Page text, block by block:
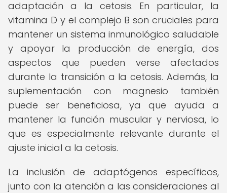
adaptación a la cetosis. En particular, la
vitamina D y el complejo B son cruciales para
mantener un sistema inmunológico saludable
y apoyar la producción de energía, dos
aspectos que pueden verse afectados
durante la transición a la cetosis. Además, la
suplementación con magnesio también
puede ser beneficiosa, ya que ayuda a
mantener la función muscular y nerviosa, lo
que es especialmente relevante durante el
ajuste inicial a la cetosis.
La inclusión de adaptógenos específicos,
junto con la atención a las consideraciones al